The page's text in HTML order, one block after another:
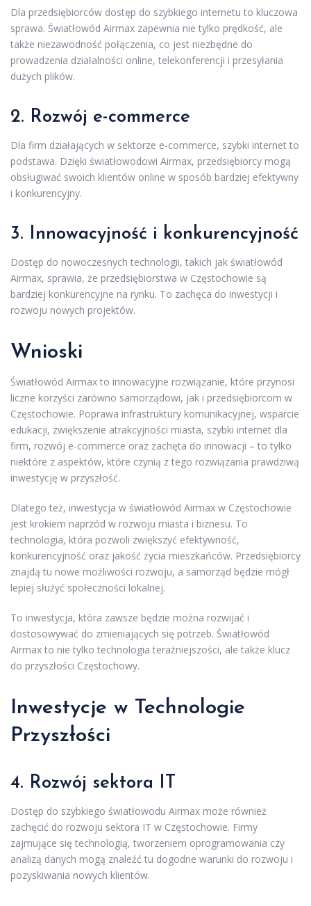
Dla przedsiębiorców dostęp do szybkiego internetu to kluczowa
sprawa. Światłowód Airmax zapewnia nie tylko prędkość, ale
także niezawodność połączenia, co jest niezbędne do
prowadzenia działalności online, telekonferencji i przesyłania
dużych plików.
2. Rozwój e-commerce
Dla firm działających w sektorze e-commerce, szybki internet to
podstawa. Dzięki światłowodowi Airmax, przedsiębiorcy mogą
obsługiwać swoich klientów online w sposób bardziej efektywny
i konkurencyjny.
3. Innowacyjność i konkurencyjność
Dostęp do nowoczesnych technologii, takich jak światłowód
Airmax, sprawia, że przedsiębiorstwa w Częstochowie są
bardziej konkurencyjne na rynku. To zachęca do inwestycji i
rozwoju nowych projektów.
Wnioski
Światłowód Airmax to innowacyjne rozwiązanie, które przynosi
liczne korzyści zarówno samorządowi, jak i przedsiębiorcom w
Częstochowie. Poprawa infrastruktury komunikacyjnej, wsparcie
edukacji, zwiększenie atrakcyjności miasta, szybki internet dla
firm, rozwój e-commerce oraz zachęta do innowacji – to tylko
niektóre z aspektów, które czynią z tego rozwiązania prawdziwą
inwestycję w przyszłość.
Dlatego też, inwestycja w światłowód Airmax w Częstochowie
jest krokiem naprzód w rozwoju miasta i biznesu. To
technologia, która pozwoli zwiększyć efektywność,
konkurencyjność oraz jakość życia mieszkańców. Przedsiębiorcy
znajdą tu nowe możliwości rozwoju, a samorząd będzie mógł
lepiej służyć społeczności lokalnej.
To inwestycja, która zawsze będzie można rozwijać i
dostosowywać do zmieniających się potrzeb. Światłowód
Airmax to nie tylko technologia teraźniejszości, ale także klucz
do przyszłości Częstochowy.
Inwestycje w Technologie
Przyszłości
4. Rozwój sektora IT
Dostęp do szybkiego światłowodu Airmax może również
zachęcić do rozwoju sektora IT w Częstochowie. Firmy
zajmujące się technologią, tworzeniem oprogramowania czy
analizą danych mogą znaleźć tu dogodne warunki do rozwoju i
pozyskiwania nowych klientów.